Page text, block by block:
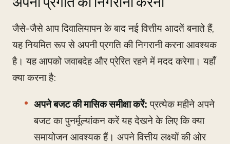
जैसे-जैसे आप दिवालियापन के बाद नई वित्तीय आदतें बनाते हैं,
यह नियमित रूप से अपनी प्रगति की निगरानी करना आवश्यक
है। यह आपको जवाबदेह और प्रेरित रहने में मदद करेगा। यहाँ
क्या करना है:
अपने बजट की मासिक समीक्षा करें: प्रत्येक महीने अपने
बजट का पुनर्मूल्यांकन करें यह देखने के लिए कि क्या
समायोजन आवश्यक हैं। अपने वित्तीय लक्ष्यों की ओर